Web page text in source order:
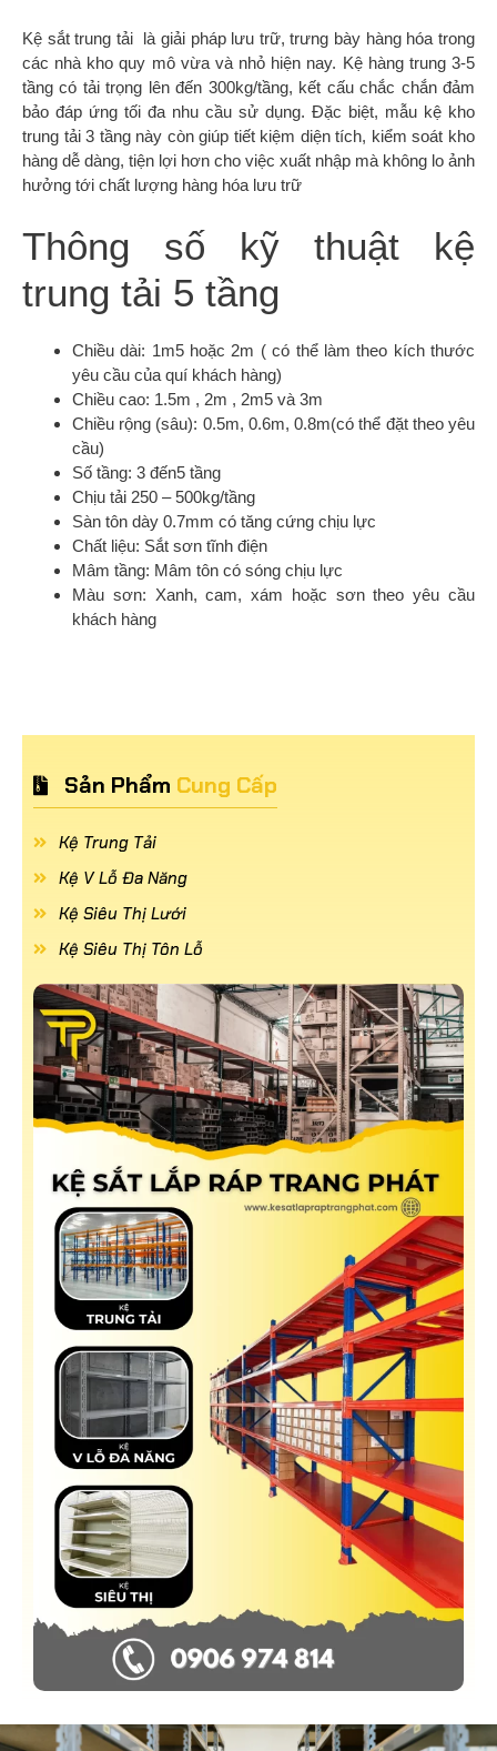
Kệ sắt trung tải là giải pháp lưu trữ, trưng bày hàng hóa trong
các nhà kho quy mô vừa và nhỏ hiện nay. Kệ hàng trung 3-5
tầng có tải trọng lên đến 300kg/tầng, kết cấu chắc chắn đảm
bảo đáp ứng tối đa nhu cầu sử dụng. Đặc biệt, mẫu kệ kho
trung tải 3 tầng này còn giúp tiết kiệm diện tích, kiểm soát kho
hàng dễ dàng, tiện lợi hơn cho việc xuất nhập mà không lo ảnh
hưởng tới chất lượng hàng hóa lưu trữ
Thông số kỹ thuật kệ
trung tải 5 tầng
Chiều dài: 1m5 hoặc 2m ( có thể làm theo kích thước
yêu cầu của quí khách hàng)
Chiều cao: 1.5m , 2m , 2m5 và 3m
Chiều rộng (sâu): 0.5m, 0.6m, 0.8m(có thể đặt theo yêu
cầu)
Số tầng: 3 đến5 tầng
Chịu tải 250 – 500kg/tầng
Sàn tôn dày 0.7mm có tăng cứng chịu lực
Chất liệu: Sắt sơn tĩnh điện
Mâm tầng: Mâm tôn có sóng chịu lực
Màu sơn: Xanh, cam, xám hoặc sơn theo yêu cầu
khách hàng
Sản Phẩm Cung Cấp
Kệ Trung Tải
Kệ V Lỗ Đa Năng
Kệ Siêu Thị Lưới
Kệ Siêu Thị Tôn Lỗ